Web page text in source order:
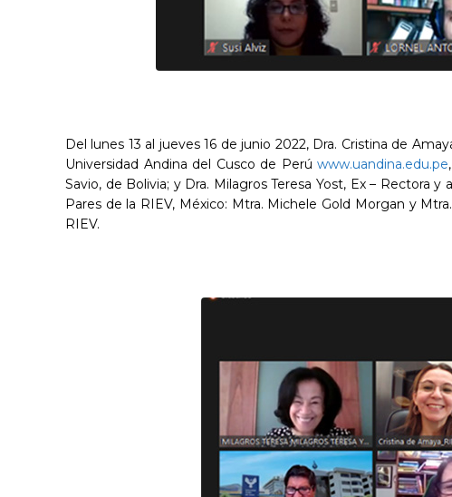
Del lunes 13 al jueves 16 de junio 2022, Dra. Cristina de
Universidad Andina del Cusco de Perúwww.uandina.edu.pe
Savio, de Bolivia; y Dra. Milagros Teresa Yost, Ex – Rectora
Pares de la RIEV, México: Mtra. Michele Gold Morgan y
RIEV.